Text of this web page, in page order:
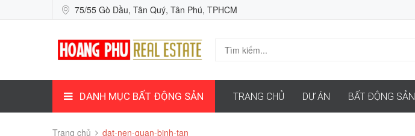
75/55 Gò Dầu, Tân Quý, Tân Phú, TPHCM
DANH MỤC BẤT ĐỘNG SẢN TRANG CHỦ DỰ ÁN BẤT ĐỘNG SẢN
Trang chủ dat-nen-quan-binh-tan